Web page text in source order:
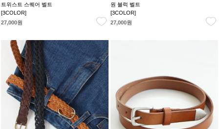
트위스트 스퀘어 벨트
[3COLOR]
27,000원
원 블럭 벨트
[3COLOR]
27,000원